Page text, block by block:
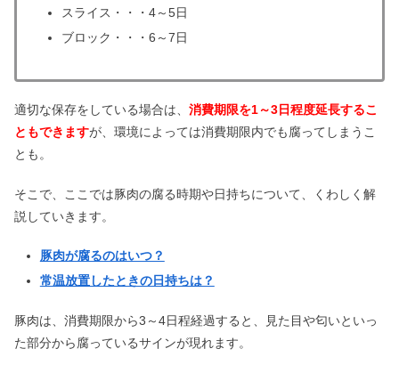
チャミスル体に悪い？まずい＆悪酔い
黒ゴマ食べ続けた結果！体に悪い？効
果・栄養&白ゴマの違い
ヤクルト1000飲みすぎは体に悪い？効
スライス・・・4～5日
ブロック・・・6～7日
適切な保存をしている場合は、 消費期限を1～3日程度延長するこ
ともできますが、環境によっては消費期限内でも腐ってしまうこ
とも。
そこで、ここでは豚肉の腐る時期や日持ちについて、くわしく解
説していきます。
豚肉が腐るのはいつ？
常温放置したときの日持ちは？
豚肉は、消費期限から3～4日程経過すると、見た目や匂いといっ
た部分から腐っているサインが現れます。